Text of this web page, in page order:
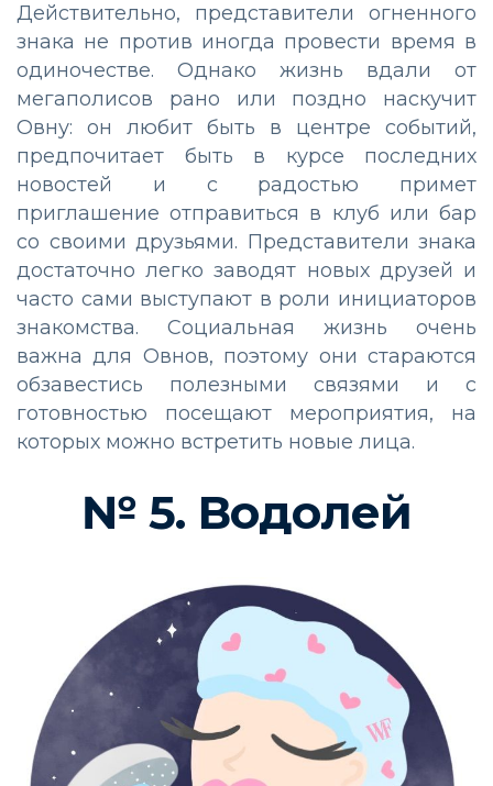
Действительно, представители огненного
знака не против иногда провести время в
одиночестве. Однако жизнь вдали от
мегаполисов рано или поздно наскучит
Овну: он любит быть в центре событий,
предпочитает быть в курсе последних
новостей и с радостью примет
приглашение отправиться в клуб или бар
со своими друзьями. Представители знака
достаточно легко заводят новых друзей и
часто сами выступают в роли инициаторов
знакомства. Социальная жизнь очень
важна для Овнов, поэтому они стараются
обзавестись полезными связями и с
готовностью посещают мероприятия, на
которых можно встретить новые лица.
№ 5. Водолей